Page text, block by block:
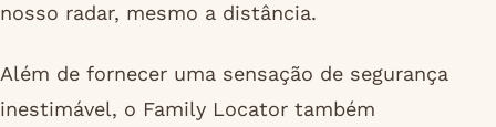
nosso radar, mesmo a distância.
Além de fornecer uma sensação de segurança
inestimável, o Family Locator também